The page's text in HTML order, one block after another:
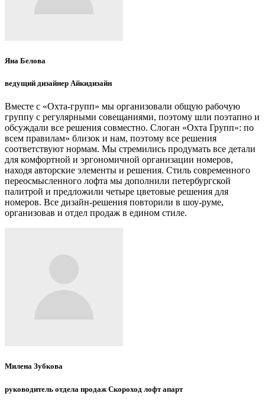
Яна Белова
ведущий дизайнер Айкидизайн
Вместе с «Охта-групп» мы организовали общую рабочую
группу с регулярными совещаниями, поэтому шли поэтапно и
обсуждали все решения совместно. Слоган «Охта Групп»: по
всем правилам» близок и нам, поэтому все решения
соответствуют нормам. Мы стремились продумать все детали
для комфортной и эргономичной организации номеров,
находя авторские элементы и решения. Стиль современного
переосмысленного лофта мы дополнили петербургской
палитрой и предложили четыре цветовые решения для
номеров. Все дизайн-решения повторили в шоу-руме,
организовав и отдел продаж в едином стиле.
Милена Зубкова
руководитель отдела продаж Скороход лофт апарт